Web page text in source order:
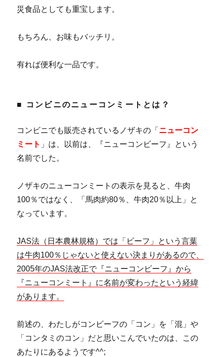
災食品としても重宝します。
もちろん、お味もバッチリ。
有れば便利な一品です。
■ コンビニのニューコンミートとは？
コンビニでも販売されているノザキの「 ニューコン
ミート 」は、以前は、『ニューコンビーフ』という
名前でした。
ノザキのニューコンミートの表示を見ると、牛肉
100％ではなく、「馬肉約80％、牛肉20％以上」と
なっています。
JAS法（日本農林規格）では「ビーフ」という言葉
は牛肉100％じゃないと使えない決まりがあるので、
2005年のJAS法改正で『ニューコンビーフ』から
『ニューコンミート』に名前が変わったという経緯
があります。
前述の、わたしがコンビーフの「コン」を「混」や
「コンタミのコン」だと思いこんでいたのは、この
あたりにあるようです^^;